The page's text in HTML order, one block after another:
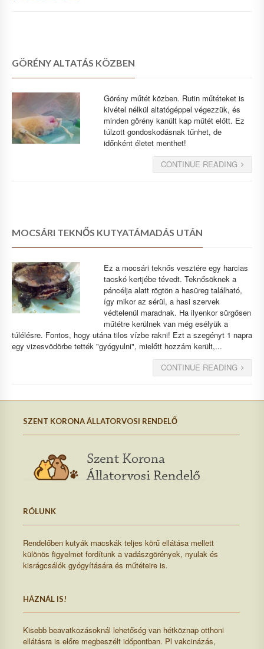
GÖRÉNY ALTATÁS KÖZBEN
Görény műtét közben. Rutin műtéteket is
kivétel nélkül altatógéppel végezzük, és
minden görény kanült kap műtét előtt. Ez
túlzott gondoskodásnak tűnhet, de
időnként életet menthet!
CONTINUE READING
MOCSÁRI TEKNŐS KUTYATÁMADÁS UTÁN
Ez a mocsári teknős vesztére egy harcias
tacskó kertjébe tévedt. Teknősöknek a
páncélja alatt rögtön a hasüreg található,
így mikor az sérül, a hasi szervek
védtelenül maradnak. Ha ilyenkor sürgősen
műtétre kerülnek van még esélyük a
túlélésre. Fontos, hogy utána tilos vízbe rakni! Ezt a szegényt 1 napra
egy vizesvödörbe tették "gyógyulni", mielőtt hozzám került,...
CONTINUE READING
SZENT KORONA ÁLLATORVOSI RENDELŐ
RÓLUNK
Rendelőben kutyák macskák teljes körű ellátása mellett
különös figyelmet fordítunk a vadászgörények, nyulak és
kisrágcsálók gyógyítására és műtéteire is.
HÁZNÁL IS!
Kisebb beavatkozásoknál lehetőség van hétköznap otthoni
ellátásra is előre megbeszélt időpontban. Pl vakcinázás,